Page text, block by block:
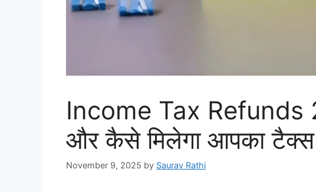
Income Tax Refunds
और कैसे मिलेगा आपका
November 9, 2025 by Saurav Rathi